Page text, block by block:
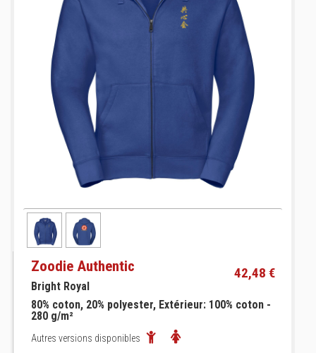
Zoodie Authentic 42,48 €
Bright Royal
80% coton, 20% polyester, Extérieur: 100% coton -
280 g/m²
Autres versions disponibles